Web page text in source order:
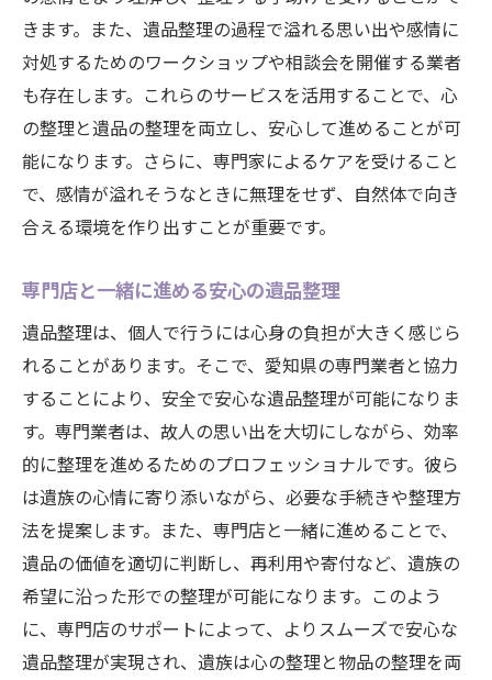
きます。また、遺品整理の過程で溢れる思い出や感情に
対処するためのワークショップや相談会を開催する業者
も存在します。これらのサービスを活用することで、心
の整理と遺品の整理を両立し、安心して進めることが可
能になります。さらに、専門家によるケアを受けること
で、感情が溢れそうなときに無理をせず、自然体で向き
合える環境を作り出すことが重要です。
専門店と一緒に進める安心の遺品整理
遺品整理は、個人で行うには心身の負担が大きく感じら
れることがあります。そこで、愛知県の専門業者と協力
することにより、安全で安心な遺品整理が可能になりま
す。専門業者は、故人の思い出を大切にしながら、効率
的に整理を進めるためのプロフェッショナルです。彼ら
は遺族の心情に寄り添いながら、必要な手続きや整理方
法を提案します。また、専門店と一緒に進めることで、
遺品の価値を適切に判断し、再利用や寄付など、遺族の
希望に沿った形での整理が可能になります。このよう
に、専門店のサポートによって、よりスムーズで安心な
遺品整理が実現され、遺族は心の整理と物品の整理を両